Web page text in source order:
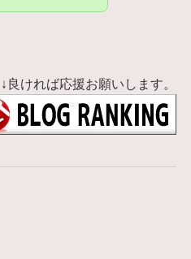
↓良ければ応援お願いします。